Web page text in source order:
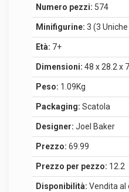
Numero pezzi: 574
Minifigurine: 3 (3
Età: 7+
Dimensioni: 48 x 28.2 x
Peso: 1.09Kg
Packaging: Scatola
Designer: Joel Baker
Prezzo: 69.99
Prezzo per pezzo: 12.2
Disponibilità: Vendita al